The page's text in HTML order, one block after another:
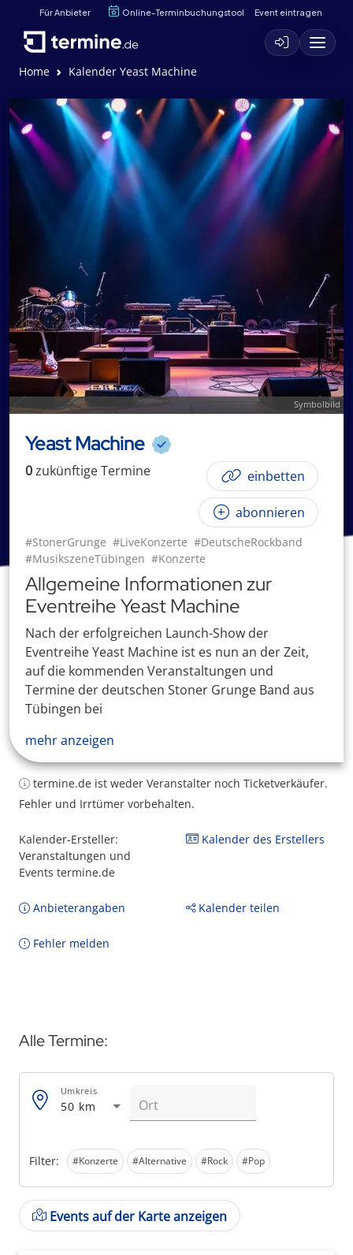
Für Anbieter Online-Terminbuchungstool Event eintragen
Home Kalender Yeast Machine
Symbolbild
Yeast Machine
0zukünftigeTermine einbetten
abonnieren
#StonerGrunge #LiveKonzerte #DeutscheRockband
#MusikszeneTübingen #Konzerte
Allgemeine Informationen zur
Eventreihe Yeast Machine
Nach der erfolgreichen Launch-Show der
Eventreihe Yeast Machine ist es nun an der Zeit,
auf die kommenden Veranstaltungen und
Termine der deutschen Stoner Grunge Band aus
Tübingen bei
mehr anzeigen
termine.de ist weder Veranstalter noch Ticketverkäufer.
Fehler und Irrtümer vorbehalten.
Kalender-Ersteller:
Veranstaltungen und
Events termine.de
Kalender des Erstellers
Anbieterangaben Kalender teilen
Fehler melden
Alle Termine:
Filter: #Konzerte #Alternative #Rock #Pop
50 km
Umkreis
Events auf der Karte anzeigen